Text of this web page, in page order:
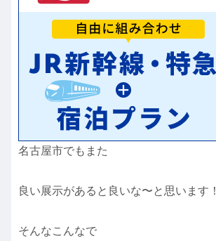
名古屋市でもまた
良い展示があると良いな〜と思います！
そんなこんなで